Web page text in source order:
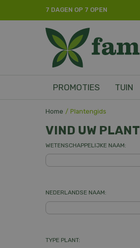
Home Plantengids
7 DAGEN OP 7 OPEN
PROMOTIES TUIN
VIND UW PLANT
WETENSCHAPPELIJKE NAAM:
NEDERLANDSE NAAM:
TYPE PLANT: